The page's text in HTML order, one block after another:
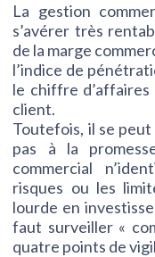
La gestion
s’avérer très
de la marge
l’indice de
le chiffre
client.
Toutefois, il se
pas à la
commercial
risques ou les
lourde en
faut surveiller «
quatre points de